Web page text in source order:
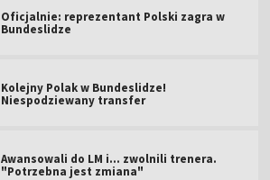
Oficjalnie: reprezentant Polski zagra w
Bundeslidze
Kolejny Polak w Bundeslidze!
Niespodziewany transfer
Awansowali do LM i... zwolnili trenera.
"Potrzebna jest zmiana"